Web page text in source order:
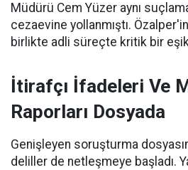
Müdürü Cem Yüzer aynı
cezaevine yollanmıştı.
birlikte adli süreçte kritik bir
İtirafçı İfadeleri Ve
Raporları Dosyada
Genişleyen soruşturma
deliller de netleşmeye başladı.